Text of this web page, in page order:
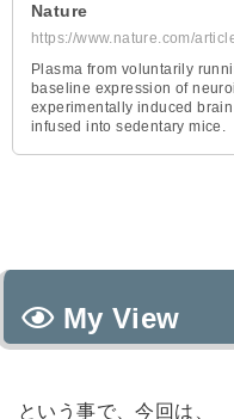
Nature
https://www.nature.com/
Plasma from voluntarily
baseline expression of
experimentally induced
infused into sedentary mice.
My View
という事で、今回は、